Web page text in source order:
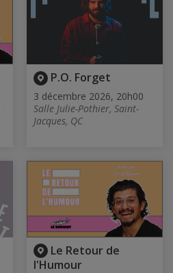
P.O. Forget
3 décembre 2026, 20h00
Salle Julie-Pothier, Saint-
Jacques, QC
Le Retour de
l'Humour